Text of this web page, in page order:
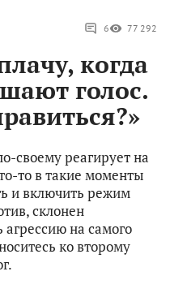
6 77 292
когда
голос.
своему реагирует на
то в такие моменты
и включить режим
склонен
агрессию на самого
ко второму